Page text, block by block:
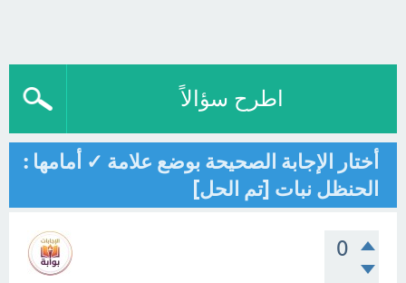
اطرح سؤالاً
أختار الإجابة الصحيحة بوضع علامة ✓ أمامها :
الحنظل نبات [تم الحل]
0